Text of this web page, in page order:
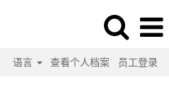
语言 查看个人档案 员工登录